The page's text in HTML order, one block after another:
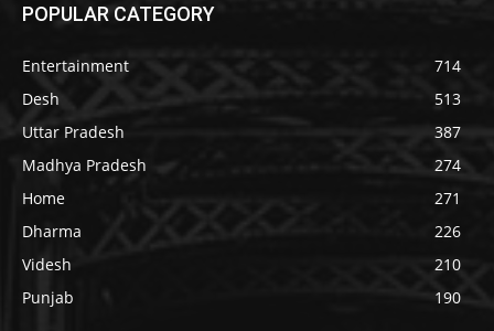
POPULAR CATEGORY
Entertainment
714
Desh
513
Uttar Pradesh
387
Madhya Pradesh
274
Home
271
Dharma
226
Videsh
210
Punjab
190